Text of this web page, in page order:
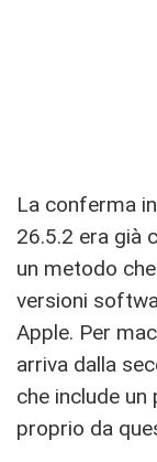
La conferma
26.5.2 era già
un metodo
versioni
Apple. Per
arriva dalla
che include
proprio da